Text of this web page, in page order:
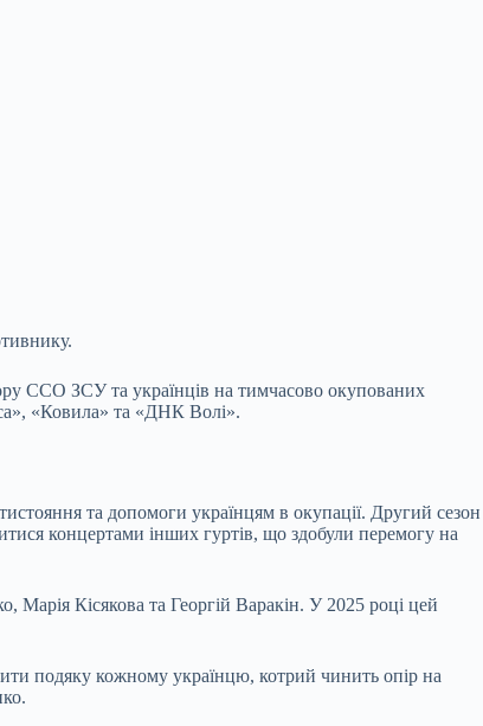
ССО ЗСУ та українців на тимчасово окупованих
«Ковила» та «ДНК Волі».
та допомоги українцям в окупації. Другий сезон
концертами інших гуртів, що здобули перемогу на
Кісякова та Георгій Варакін. У 2025 році цей
подяку кожному українцю, котрий чинить опір на